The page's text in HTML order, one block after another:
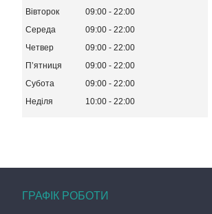
Вівторок
09:00
22:00
Середа
09:00
22:00
Четвер
09:00
22:00
Пʼятниця
09:00
22:00
Субота
09:00
22:00
Неділя
10:00 22:00
ГРАФІК РОБОТИ